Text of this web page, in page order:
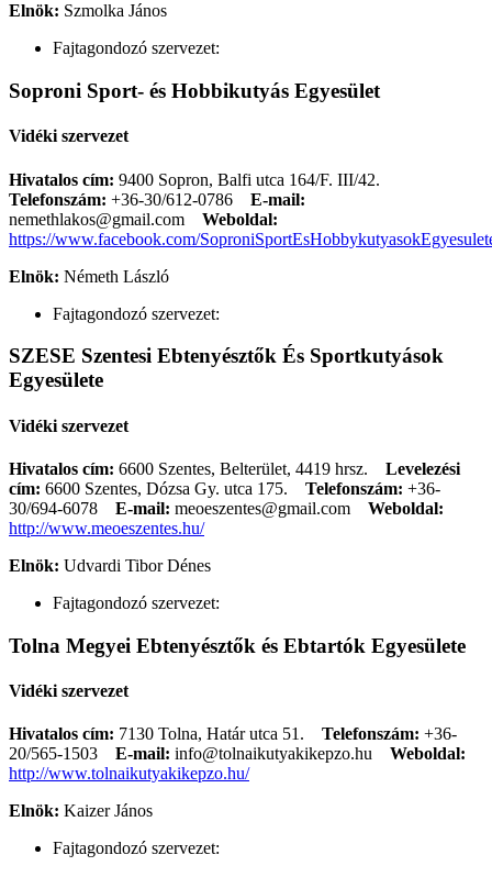
Elnök: Szmolka János
Fajtagondozó szervezet:
Soproni Sport- és Hobbikutyás Egyesület
Vidéki szervezet
Hivatalos cím: 9400 Sopron, Balfi utca 164/F. III/42.
Telefonszám: +36-30/612-0786
E-mail:
nemethlakos@gmail.com
Weboldal:
https://www.facebook.com/
Elnök: Németh László
Fajtagondozó szervezet:
SZESE Szentesi Ebtenyésztők És Sportkutyások
Egyesülete
Vidéki szervezet
Hivatalos cím: 6600 Szentes, Belterület, 4419 hrsz. Levelezési
cím: 6600 Szentes, Dózsa Gy. utca 175. Telefonszám: +36-
30/694-6078
E-mail: meoeszentes@gmail.com
Weboldal:
http://www.meoeszentes.hu/
Elnök: Udvardi Tibor Dénes
Fajtagondozó szervezet:
Tolna Megyei Ebtenyésztők és Ebtartók Egyesülete
Vidéki szervezet
Hivatalos cím: 7130 Tolna, Határ utca 51. Telefonszám: +36-
20/565-1503
E-mail: info@tolnaikutyakikepzo.hu
Weboldal:
http://www.tolnaikutyakikepzo.hu/
Elnök: Kaizer János
Fajtagondozó szervezet: